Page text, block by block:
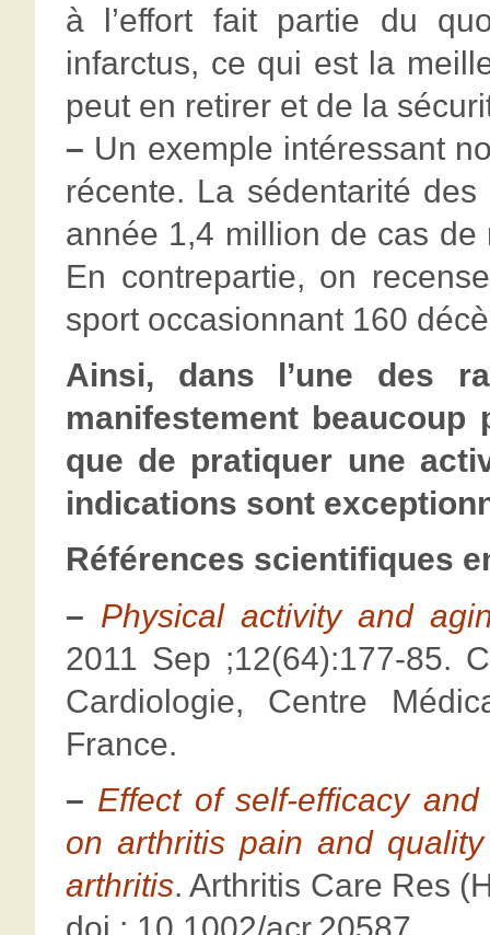
à l’effort fait partie du
infarctus, ce qui est la
peut en retirer et de la
– Un exemple intéressant
récente. La sédentarité
année 1,4 million de cas
En contrepartie, on
sport occasionnant 160
Ainsi, dans l’une des
manifestement beaucoup
que de pratiquer une
indications sont
Références scientifiques
– Physical activity and
2011 Sep ;12(64):177-85.
Cardiologie, Centre
France.
– Effect of self-efficacy
on arthritis pain and
arthritis. Arthritis Care Res